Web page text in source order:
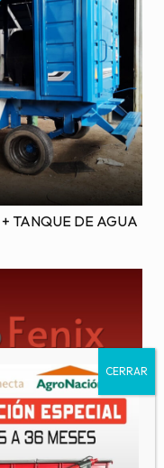
TANQUE DE AGUA